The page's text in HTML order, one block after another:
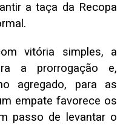
a taça da Recopa
vitória simples, a
a prorrogação e,
agregado, para as
empate favorece os
passo de levantar o